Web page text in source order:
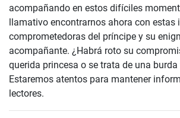
acompañando en estos difíciles
llamativo encontrarnos ahora con estas
comprometedoras del príncipe y su
acompañante. ¿Habrá roto su
querida princesa o se trata de una
Estaremos atentos para mantener
lectores.